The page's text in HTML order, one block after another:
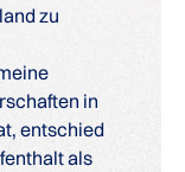
zu
in
entschied
als